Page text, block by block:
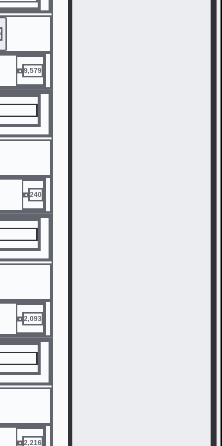
すること
9,579
240
2,093
2,216